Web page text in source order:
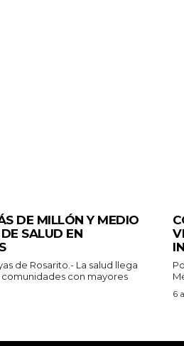
DE MILLÓN Y MEDIO
SALUD EN
con mayores
Por
6